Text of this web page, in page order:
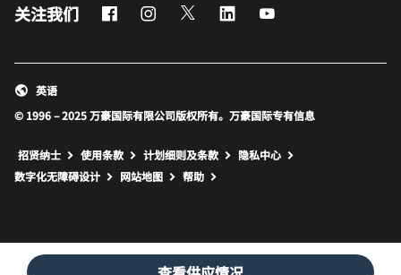
关注我们 FacebookInstagram
Twitter LinkedIn
© 1996 – 2025 万豪国际有限公司版权所有。万豪国际专有信息
英语
招贤纳士 使用条款 计划细则及条款
隐私中心
数字化无障碍设计
网站地图 打开新窗口
帮助